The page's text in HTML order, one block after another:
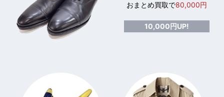
おまとめ買取で80,000円
10,000円UP!